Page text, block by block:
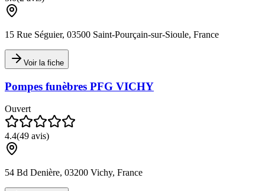
15 Rue Séguier, 03500 Saint-Pourçain-sur-Sioule, France
Voir la fiche
Pompes funèbres PFG VICHY
Ouvert
4.4(49 avis)
54 Bd Denière, 03200 Vichy, France